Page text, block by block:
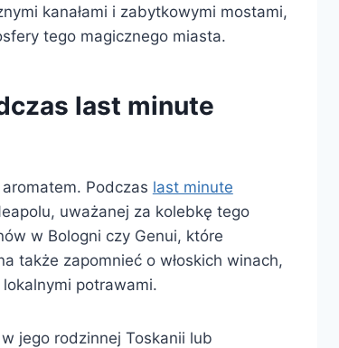
kanałami i zabytkowymi mostami,
tego magicznego miasta.
last minute
Podczas last minute
uważanej za kolebkę tego
w Bologni czy Genui, które
także zapomnieć o włoskich winach,
potrawami.
jego rodzinnej Toskanii lub